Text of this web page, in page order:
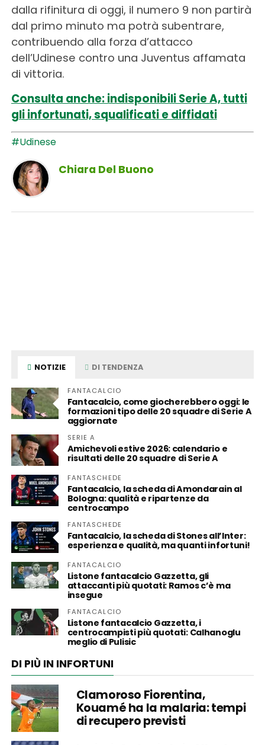
dalla rifinitura di oggi, il numero 9 non partirà
dal primo minuto ma potrà subentrare,
contribuendo alla forza d’attacco
dell’Udinese contro una Juventus affamata
di vittoria.
Consulta anche: indisponibili Serie A, tutti
gli infortunati, squalificati e diffidati
#Udinese
Chiara Del Buono
NOTIZIE DI TENDENZA
FANTACALCIO
Fantacalcio, come giocherebbero oggi: le
formazioni tipo delle 20 squadre di Serie A
aggiornate
SERIE A
Amichevoli estive 2026: calendario e
risultati delle 20 squadre di Serie A
FANTASCHEDE
Fantacalcio, la scheda di Amondarain al
Bologna: qualità e ripartenze da
centrocampo
FANTASCHEDE
Fantacalcio, la scheda di Stones all’Inter:
esperienza e qualità, ma quanti infortuni!
FANTACALCIO
Listone fantacalcio Gazzetta, gli
attaccanti più quotati: Ramos c’è ma
insegue
FANTACALCIO
Listone fantacalcio Gazzetta, i
centrocampisti più quotati: Calhanoglu
meglio di Pulisic
DI PIÙ IN INFORTUNI
Clamoroso Fiorentina,
Kouamé ha la malaria: tempi
di recupero previsti